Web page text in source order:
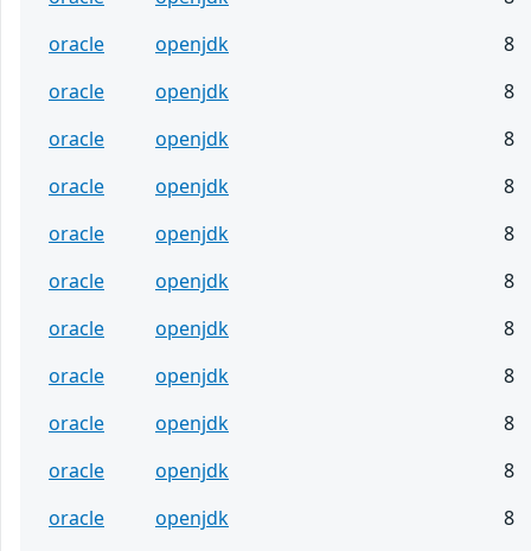
oracle
openjdk
8
oracle
openjdk
8
oracle
openjdk
8
oracle
openjdk
8
oracle
openjdk
8
oracle
openjdk
8
oracle
openjdk
8
oracle
openjdk
8
oracle
openjdk
8
oracle
openjdk
8
oracle
openjdk
8